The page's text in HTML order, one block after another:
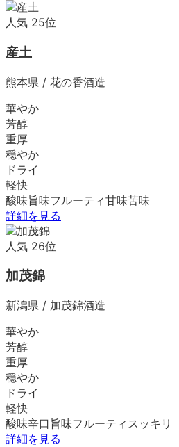
人気 25位
産土
熊本県 / 花の香酒造
華やか
芳醇
重厚
穏やか
ドライ
軽快
酸味旨味フルーティ甘味苦味
詳細を見る
人気 26位
加茂錦
新潟県 / 加茂錦酒造
華やか
芳醇
重厚
穏やか
ドライ
軽快
酸味辛口 旨味フルーティ スッキリ
詳細を見る